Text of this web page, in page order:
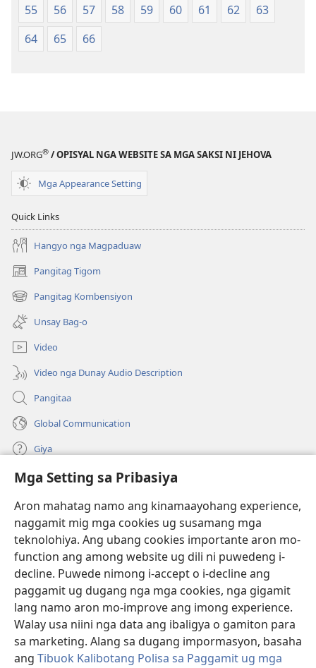
Mga Setting sa Pribasiya
Aron mahatag namo ang kinamaayohang experience,
naggamit mig mga cookies ug susamang mga
teknolohiya. Ang ubang cookies importante aron mo-
function ang among website ug dili ni puwedeng i-
decline. Puwede nimong i-accept o i-decline ang
paggamit ug dugang nga mga cookies, nga gigamit
lang namo aron mo-improve ang imong experience.
Walay usa niini nga data ang ibaligya o gamiton para
sa marketing. Alang sa dugang impormasyon, basaha
ang Tibuok Kalibotang Polisa sa Paggamit ug mga
New
World
New
World
55
56 57 58 59 60 61 62
63
64
65 66
JW.ORG® / OPISYAL NGA WEBSITE SA MGA SAKSI NI JEHOVA
Mga Appearance Setting
Quick Links
Hangyo nga Magpaduaw
Pangitag Tigom
(mo-
open
ug
bag-
ong
window)
Pangitag Kombensiyon
(mo-
open
ug
bag-
ong
window)
Unsay Bag-o
Video
Video nga Dunay Audio Description
Pangitaa
Global Communication
Giya
Donasyon
(mo-
open
bag-
ong
window)
Watchtower ONLINE NGA LIBRARYA
(mo-
open
ug
bag-
window)
JW Hub
(mo-
open
ug
bag-
ong
window)
JW Library
Watchtower Library